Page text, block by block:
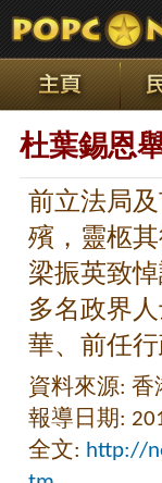
杜葉錫恩
前立法局
殯，靈柩
梁振英致
多名政界
華、前任
資料來源: 香
報導日期:
全文: http://